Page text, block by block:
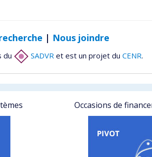
| Nous joindre
du SADVR et est un projet du CENR.
Occasions de